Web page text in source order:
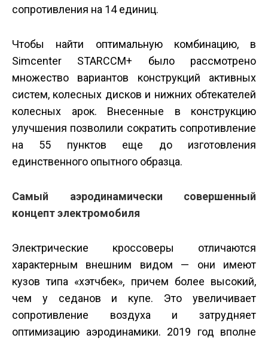
сопротивления на 14 единиц.
Чтобы найти оптимальную комбинацию, в
Simcenter STAR­CCM+ было рассмотрено
множество вариантов конструкций активных
систем, колесных дисков и нижних обтекателей
колесных арок. Внесенные в конструкцию
улучшения позволили сократить сопротивление
на 55 пунктов еще до изготовления
единственного опытного образца.
Самый аэродинамически совершенный
концепт электромобиля
Электрические кроссоверы отличаются
характерным внешним видом — они имеют
кузов типа «хэтчбек», причем более высокий,
чем у седанов и купе. Это увеличивает
сопротивление воздуха и затрудняет
оптимизацию аэродинамики. 2019 год вполне